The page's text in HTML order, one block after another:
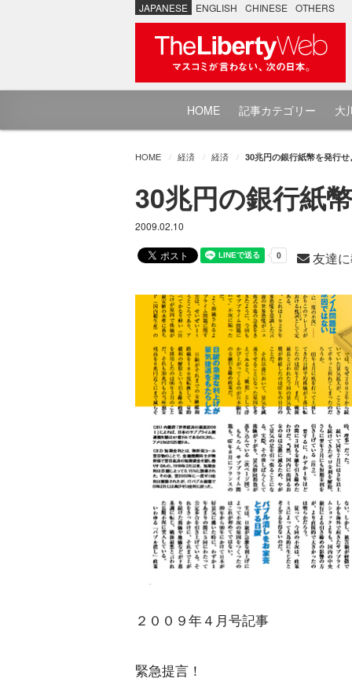
JAPANESE ENGLISH CHINESE OTHERS
HOME 記事カテゴリー 大
HOME 経済 経済 30兆円の銀行紙幣を発行せ
30兆円の銀行紙
2009.02.10
友達
２００９年４月号記事
緊急提言！